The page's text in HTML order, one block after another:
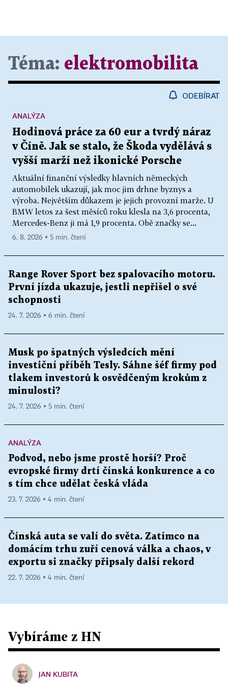
Téma: elektromobilita
ODEBÍRAT
Hodinová práce za 60 eur a tvrdý náraz
v Číně. Jak se stalo, že Škoda vydělává s
vyšší marží než ikonické Porsche
Aktuální finanční výsledky hlavních německých
automobilek ukazují, jak moc jim drhne byznys a
výroba. Největším důkazem je jejich provozní marže. U
BMW letos za šest měsíců roku klesla na 3,6 procenta,
Mercedes-Benz ji má 1,9 procenta. Obě značky se...
ANALÝZA
6. 8. 2026 ▪ 5 min. čtení
Range Rover Sport bez spalovacího motoru.
První jízda ukazuje, jestli nepřišel o své
schopnosti
24. 7. 2026 ▪ 6 min. čtení
Musk po špatných výsledcích mění
investiční příběh Tesly. Sáhne šéf firmy pod
tlakem investorů k osvědčeným krokům z
minulosti?
24. 7. 2026 ▪ 5 min. čtení
ANALÝZA
Podvod, nebo jsme prostě horší? Proč
evropské firmy drtí čínská konkurence a co
s tím chce udělat česká vláda
23. 7. 2026 ▪ 4 min. čtení
Čínská auta se valí do světa. Zatímco na
domácím trhu zuří cenová válka a chaos, v
exportu si značky připsaly další rekord
22. 7. 2026 ▪ 4 min. čtení
Vybíráme z HN
JAN KUBITA